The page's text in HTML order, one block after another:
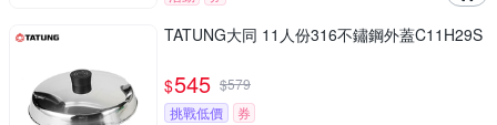
TATUNG大同 11人份316不鏽鋼外蓋C11H29S
$545 $579
挑戰低價
券